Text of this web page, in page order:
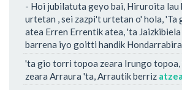
- Hoi jubilatuta geyo bai, Hiruroita lau
urtetan , sei zazpi't urtetan o' hola, 'Ta
atea Erren Errentik atea, 'ta
barrena iyo goitti handik
'ta gio torri topoa zeara Irungo
zeara Arraura 'ta, Arrautik berriz atzea